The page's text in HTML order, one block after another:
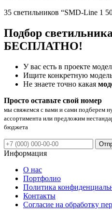
35 светильников “SMD-Line 1
Подбор
БЕСПЛАТНО!
У вас есть в проекте
Ищите конкретную
Не знаете точно какая
Просто оставьте свой номер
мы свяжемся с вами и сами подберем
ассортимента или предложим
бюджета
Информация
О нас
Портфолио
Политика
Контакты
Согласие на обработку